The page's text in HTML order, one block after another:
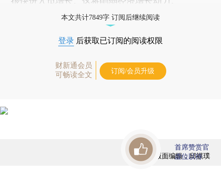
本文共计7849字 订阅后继续阅读
登录 后获取已订阅的阅读权限
财新通会员
可畅读全文
订阅/会员升级
版面编辑：邱祺璞
首席赞赏官
虚位以待